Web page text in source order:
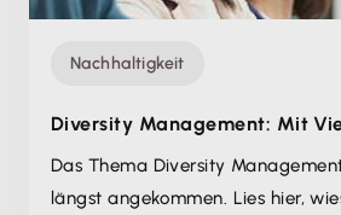
Nachhaltigkeit
Diversity Management: Mit
Das Thema Diversity
längst angekommen. Lies hier,